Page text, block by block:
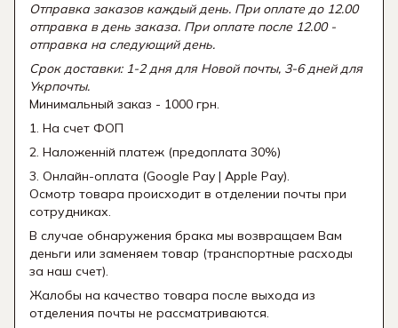
Отправка заказов каждый день. При оплате до 12.00
отправка в день заказа. При оплате после 12.00 -
отправка на следующий день.
Срок доставки: 1-2 дня для Новой почты, 3-6 дней для
Укрпочты.
Минимальный заказ - 1000 грн.
1. На счет ФОП
2. Наложенній платеж (предоплата 30%)
3. Онлайн-оплата (Google Pay | Apple Pay).
Осмотр товара происходит в отделении почты при
сотрудниках.
В случае обнаружения брака мы возвращаем Вам
деньги или заменяем товар (транспортные расходы
за наш счет).
Жалобы на качество товара после выхода из
отделения почты не рассматриваются.